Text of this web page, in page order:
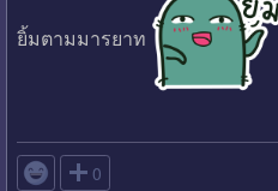
ยิ้มตามมารยาท
 0